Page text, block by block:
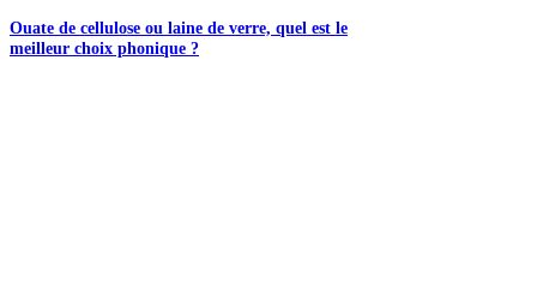
Ouate de cellulose ou laine de verre, quel est le
meilleur choix phonique ?